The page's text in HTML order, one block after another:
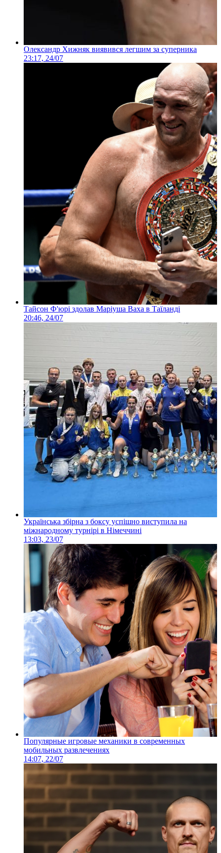
Олександр Хижняк виявився легшим за суперника
23:17, 24/07
Тайсон Ф'юрі здолав Маріуша Ваха в Таїланді
20:46, 24/07
Українська збірна з боксу успішно виступила на
міжнародному турнірі в Німеччині
13:03, 23/07
Популярные игровые механики в современных
мобильных развлечениях
14:07, 22/07